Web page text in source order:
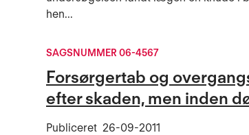
hen...
SAGSNUMMER 06-4567
Forsørgertab og
efter skaden, men inden
Publiceret 26-09-2011